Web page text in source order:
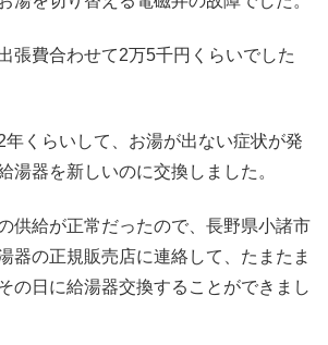
張費合わせて2万5千円くらいでした
年くらいして、お湯が出ない症状が発
湯器を新しいのに交換しました。
供給が正常だったので、長野県小諸市
器の正規販売店に連絡して、たまたま
の日に給湯器交換することができまし